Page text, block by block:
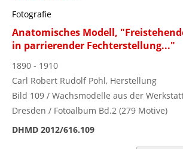
Fotografie
Anatomisches Modell,
in parrierender Fechterstellung..."
1890 - 1910
Carl Robert Rudolf Pohl, Herstellung
Bild 109 / Wachsmodelle aus der
Dresden / Fotoalbum Bd.2 (279 Motive)
DHMD 2012/616.109